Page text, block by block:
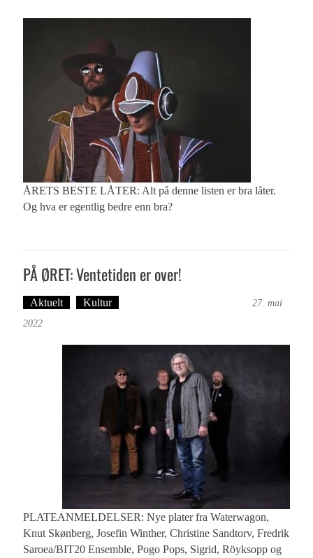
ÅRETS BESTE LÅTER: Alt på denne listen er bra låter.
Og hva er egentlig bedre enn bra?
PÅ ØRET: Ventetiden er over!
Aktuelt Kultur
27. mai
2022
PLATEANMELDELSER: Nye plater fra Waterwagon,
Knut Skønberg, Josefin Winther, Christine Sandtorv, Fredrik
Saroea/BIT20 Ensemble, Pogo Pops, Sigrid, Röyksopp og